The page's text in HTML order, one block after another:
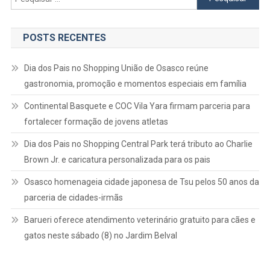
por:
POSTS RECENTES
Dia dos Pais no Shopping União de Osasco reúne
gastronomia, promoção e momentos especiais em família
Continental Basquete e COC Vila Yara firmam parceria para
fortalecer formação de jovens atletas
Dia dos Pais no Shopping Central Park terá tributo ao Charlie
Brown Jr. e caricatura personalizada para os pais
Osasco homenageia cidade japonesa de Tsu pelos 50 anos da
parceria de cidades-irmãs
Barueri oferece atendimento veterinário gratuito para cães e
gatos neste sábado (8) no Jardim Belval